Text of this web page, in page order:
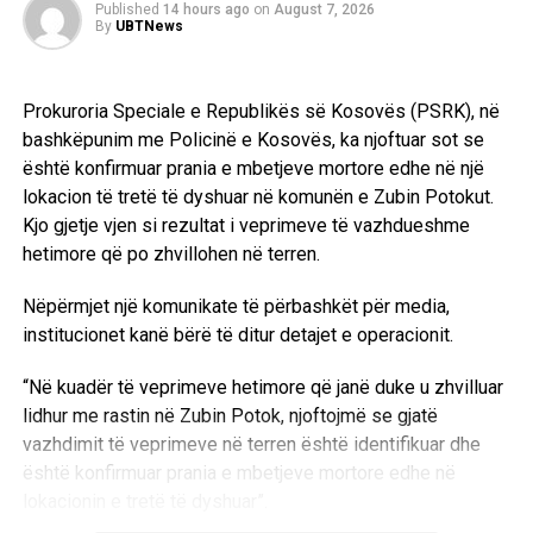
Të premten pasdite, pas përfundimit të mbledhjes së
një person tjetër i paidentifikuar me veturën e markës
“Askona”, tentoi t’i shkelë Hysni Kilajn, kryetar, Cen Deskun,
nënkryetar, Sokol Kryeziun, anëtar i Kryesisë së Degës së
LDK-së në Malishevë dhe Isuf Bytyçin, kryetar i KI të
Degës së LDK-së në Malishevë.
marrë leja përkatëse, policët ndërprenë një turnir në futboll
të vogël në fshatin Gllamnik.
Suharekë: – Më 19 maj, me pretekst të kërkimit të një
revoleje, u mor në pyetje dhe u rrah dy herë brenda ditës
Sherif Veli Muharremaj (38).
Published 14 hours ago on August 7, 2026
By UBTNews
Prokuroria Speciale e Republikës së Kosovës (PSRK), në
bashkëpunim me Policinë e Kosovës, ka njoftuar sot se
është konfirmuar prania e mbetjeve mortore edhe në një
lokacion të tretë të dyshuar në komunën e Zubin Potokut.
Kjo gjetje vjen si rezultat i veprimeve të vazhdueshme
hetimore që po zhvillohen në terren.
Nëpërmjet një komunikate të përbashkët për media,
institucionet kanë bërë të ditur detajet e operacionit.
“Në kuadër të veprimeve hetimore që janë duke u zhvilluar
lidhur me rastin në Zubin Potok, njoftojmë se gjatë
vazhdimit të veprimeve në terren është identifikuar dhe
është konfirmuar prania e mbetjeve mortore edhe në